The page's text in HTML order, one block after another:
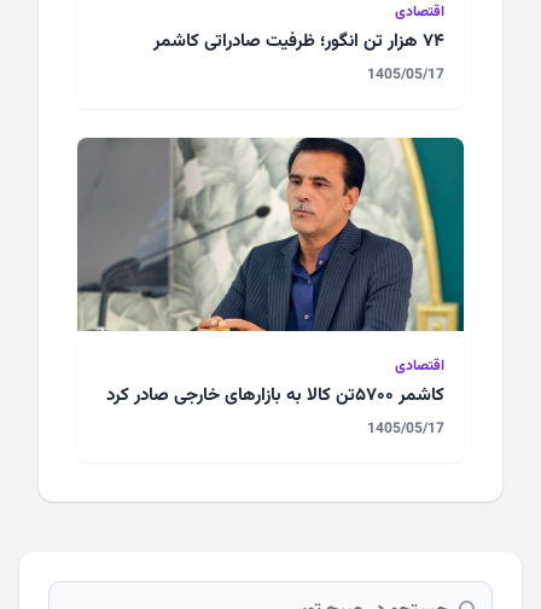
اقتصادی
۷۴ هزار تن انگور؛ ظرفیت صادراتی کاشمر
1405/05/17
اقتصادی
کاشمر ۵۷۰۰تن کالا به بازارهای خارجی صادر کرد
1405/05/17